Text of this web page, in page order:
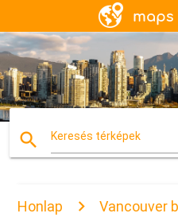
search Keresés térképek
Honlap Vancouver